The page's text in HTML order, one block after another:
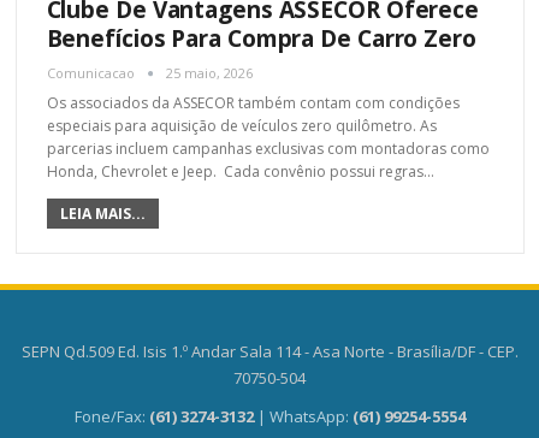
Clube De Vantagens ASSECOR Oferece
Benefícios Para Compra De Carro Zero
Comunicacao 25 maio, 2026
Os associados da ASSECOR também contam com condições
especiais para aquisição de veículos zero quilômetro. As
parcerias incluem campanhas exclusivas com montadoras como
Honda, Chevrolet e Jeep. Cada convênio possui regras…
LEIA MAIS...
SEPN Qd.509 Ed. Isis 1.º Andar Sala 114 - Asa Norte - Brasília/DF - CEP.
70750-504
Fone/Fax: (61) 3274-3132 | WhatsApp: (61) 99254-5554